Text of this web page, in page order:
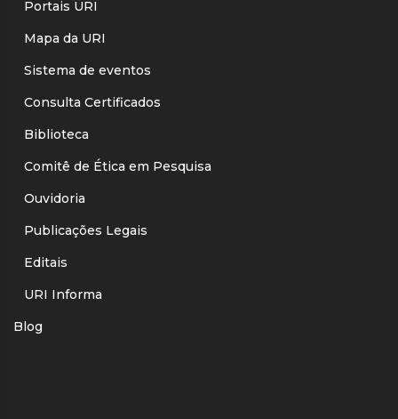
Portais URI
Mapa da URI
Sistema de eventos
Consulta Certificados
Biblioteca
Comitê de Ética em Pesquisa
Ouvidoria
Publicações Legais
Editais
URI Informa
Blog